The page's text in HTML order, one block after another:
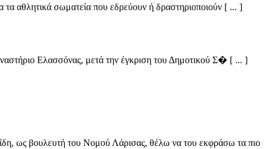
αθλητικά σωματεία που εδρεύουν ή δραστηριοποιούν [ ... ]
Ελασσόνας, μετά την έγκριση του Δημοτικού Σ� [ ... ]
ως βουλευτή του Νομού Λάρισας, θέλω να του εκφράσω τα πιο